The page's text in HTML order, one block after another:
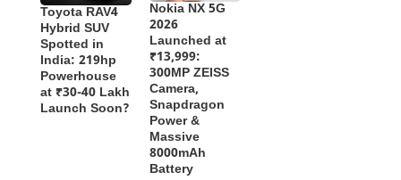
Toyota RAV4
Hybrid SUV
Spotted in
India: 219hp
Powerhouse
at ₹30-40 Lakh
Launch Soon?
Nokia NX 5G
2026
Launched at
₹13,999:
300MP ZEISS
Camera,
Snapdragon
Power &
Massive
8000mAh
Battery